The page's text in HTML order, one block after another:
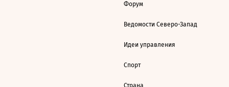
Форум
Ведомости Северо-Запад
Идеи управления
Спорт
Страна